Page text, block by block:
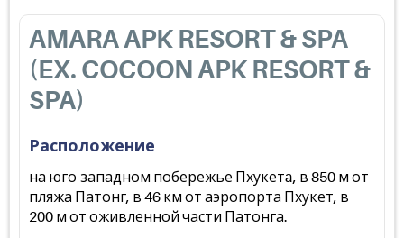
AMARA APK RESORT & SPA
(EX. COCOON APK RESORT &
SPA)
Расположение
на юго-западном побережье Пхукетa, в 850 м от
пляжа Патонг, в 46 км от аэропорта Пхукет, в
200 м от оживленной части Патонга.